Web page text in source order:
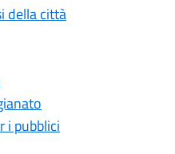
della città
i pubblici